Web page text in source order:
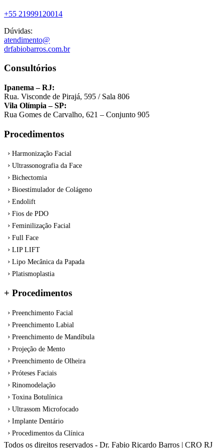
+55 21999120014
Dúvidas:
atendimento@
drfabiobarros.com.br
Consultórios
Ipanema – RJ:
Rua. Visconde de Pirajá, 595 / Sala 806
Vila Olímpia – SP:
Rua Gomes de Carvalho, 621 – Conjunto 905
Procedimentos
Harmonização Facial
Ultrassonografia da Face
Bichectomia
Bioestímulador de Colágeno
Endolift
Fios de PDO
Feminilização Facial
Full Face
LIP LIFT
Lipo Mecânica da Papada
Platismoplastia
+ Procedimentos
Preenchimento Facial
Preenchimento Labial
Preenchimento de Mandíbula
Projeção de Mento
Preenchimento de Olheira
Próteses Faciais
Rinomodelação
Toxina Botulínica
Ultrassom Microfocado
Implante Dentário
Procedimentos da Clínica
Todos os direitos reservados - Dr. Fabio Ricardo Barros | CRO RJ